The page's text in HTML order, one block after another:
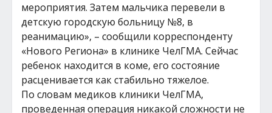
мероприятия. Затем мальчика перевели в
детскую городскую больницу №8, в
реанимацию», – сообщили корреспонденту
«Нового Региона» в клинике ЧелГМА. Сейчас
ребенок находится в коме, его состояние
расценивается как стабильно тяжелое.
По словам медиков клиники ЧелГМА,
проведенная операция никакой сложности не